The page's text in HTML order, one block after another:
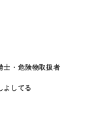
士・危険物取扱者
よしてる